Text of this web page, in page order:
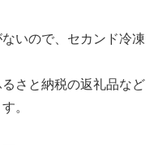
いので、セカンド冷凍
さと納税の返礼品など
。